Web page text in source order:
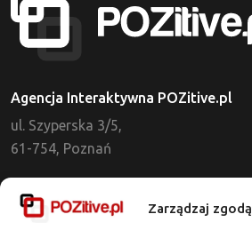
Zarządzaj zgodą
Agencja Interaktywna POZitive.pl
ul. Szyperska 3/5,
61-754, Poznań
Dział Obsługi Klienta
tel. 721 637 513